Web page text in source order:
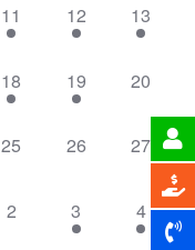
2
events,
11
1
event,
12
1
event,
13
1
event,
18
1
event,
19
0
20
0
25
0
26
0
events,
27
0
2
1
event,
3
1
event,
4